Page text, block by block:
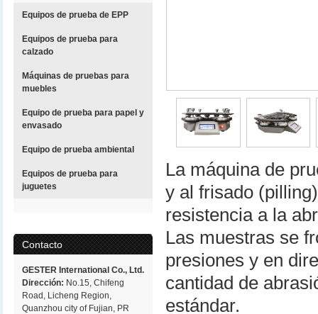
Equipos de prueba de EPP
Equipos de prueba para
calzado
Máquinas de pruebas para
muebles
Equipo de prueba para papel y
envasado
Equipo de prueba ambiental
Equipos de prueba para
juguetes
Contacto
GESTER International Co., Ltd.
Dirección: No.15, Chifeng
Road, Licheng Region,
Quanzhou city of Fujian, PR
La máquina de
y al frisado
resistencia a la
Las muestras se
presiones y en
cantidad de
estándar.